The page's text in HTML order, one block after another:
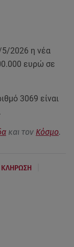
2026 η νέα
ευρώ σε
3069 είναι
και τον Κόσμο.
ΚΛΗΡΩΣΗ